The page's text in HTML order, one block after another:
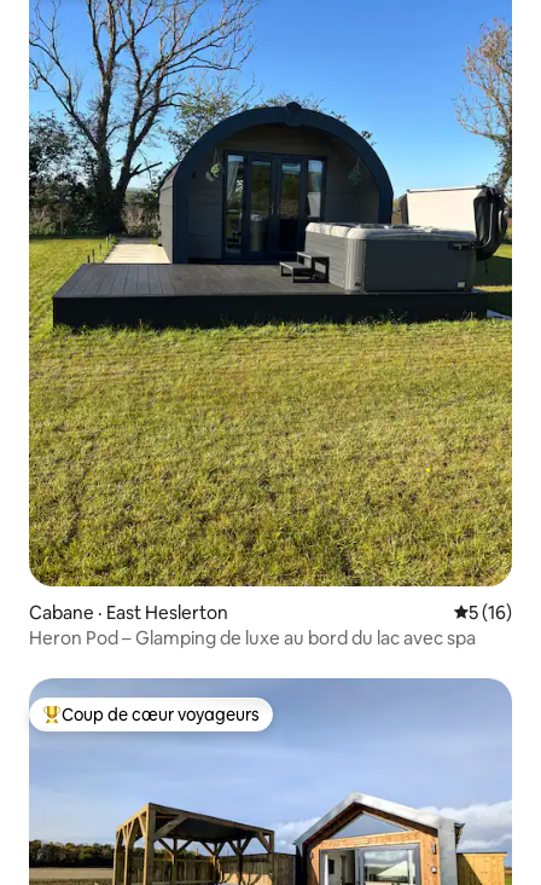
Cabane · East Heslerton Note
5 (16)
Heron Pod – Glamping de luxe au bord du lac avec spa
Coup de cœur voyageurs parmi les plus aimés
Coup de cœur voyageurs